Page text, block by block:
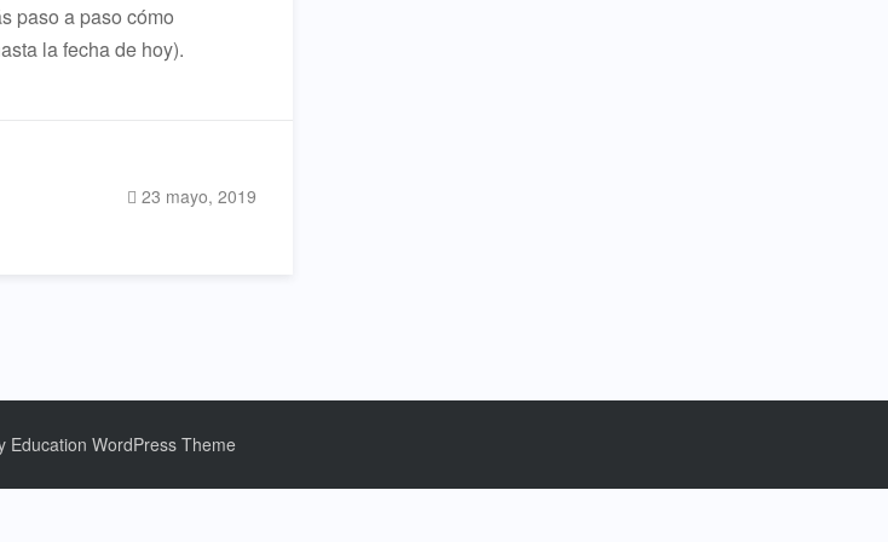
paso a paso cómo
la fecha de hoy).
23 mayo, 2019
Education WordPress Theme